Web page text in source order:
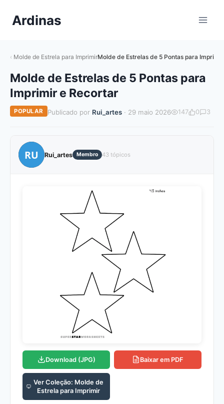
paraArdinas
Molde de Estrela para ImprimirMolde de Estrelas de 5 Pontas para
Molde de Estrelas de 5 Pontas para
Imprimir e Recortar
POPULAR Publicado por Rui_artes· 29 maio 2026 147 0 3
RU Rui_artes Membro 43 tópicos
Download (JPG) Baixar em PDF
Ver Coleção: Molde de
Estrela para Imprimir